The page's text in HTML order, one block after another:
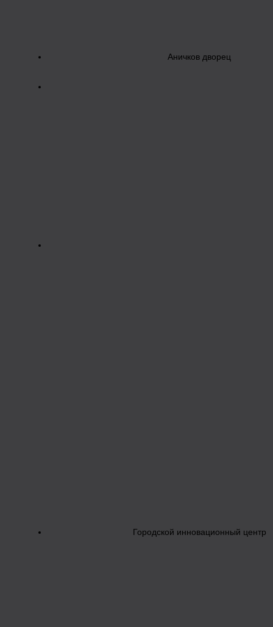
Аничков дворец
Городской инновационный центр